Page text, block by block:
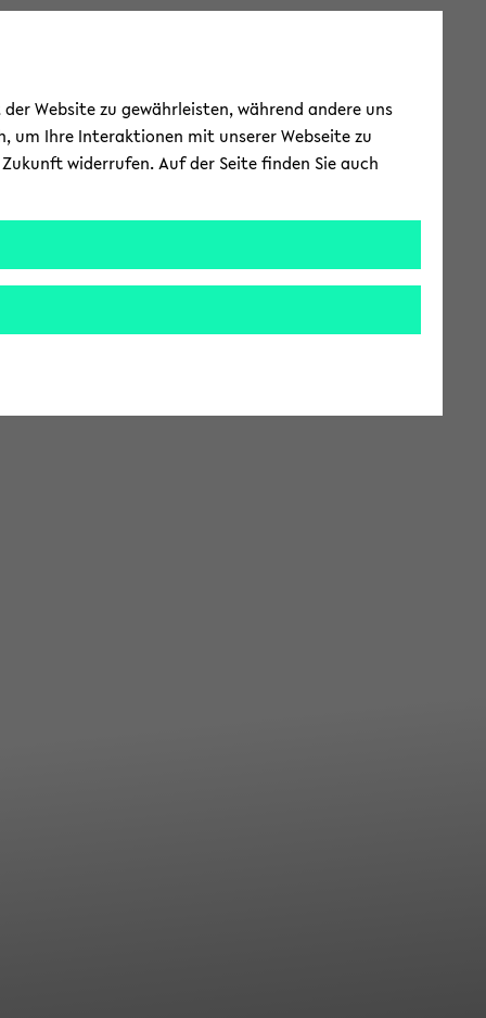
Website zu gewährleisten, während andere uns
um Ihre Interaktionen mit unserer Webseite zu
widerrufen. Auf der Seite finden Sie auch